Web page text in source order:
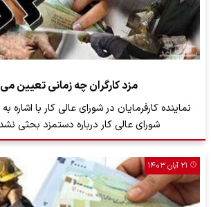
مزد کارگران چه زمانی تعیین
نماینده کارفرمایان در شورای عالی کار با اشاره
شورای عالی کار درباره دستمزد بحثی
۲۱ آبان ۱۴۰۳